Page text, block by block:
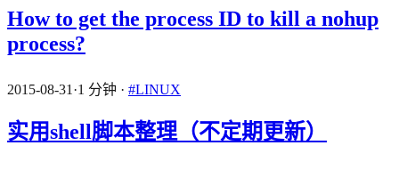
How to get the process ID to kill a nohup
process?
2015-08-31 ·1 分钟 · #LINUX
实用shell脚本整理（不定期更新）